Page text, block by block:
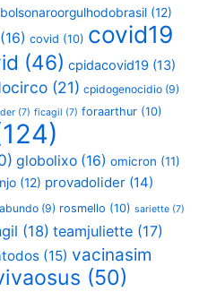
bolsonaroorgulhodobrasil (12)
(16) covid (10) covid19
(46) cpidacovid19 (13)
(21) cpidogenocidio (9)
(7) ficagil (7) foraarthur (10)
globolixo (16) omicron (11)
(12) provadolider (14)
(9) rosmello (10) sariette (7)
(18) teamjuliette (17)
(15) vacinasim
(50)